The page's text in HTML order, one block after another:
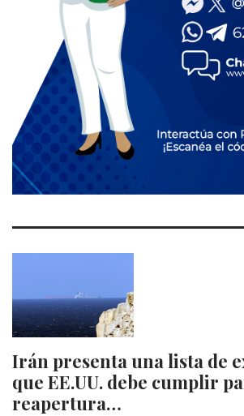
Irán presenta una lista de
que EE.UU. debe cumplir
reapertura…